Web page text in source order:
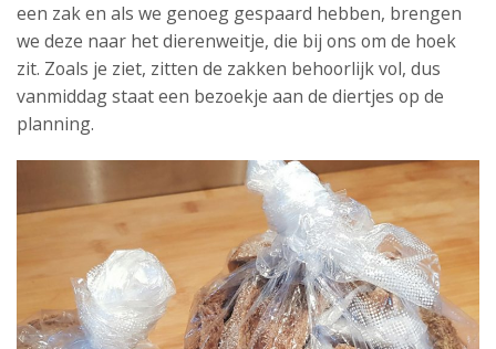
een zak en als we genoeg gespaard hebben, brengen
we deze naar het dierenweitje, die bij ons om de hoek
zit. Zoals je ziet, zitten de zakken behoorlijk vol, dus
vanmiddag staat een bezoekje aan de diertjes op de
planning.